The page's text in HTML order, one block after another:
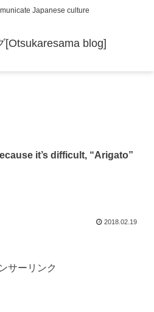
Japanese culture
[Otsukaresama blog]
it’s difficult, “Arigato”
2018.02.19
サーリンク